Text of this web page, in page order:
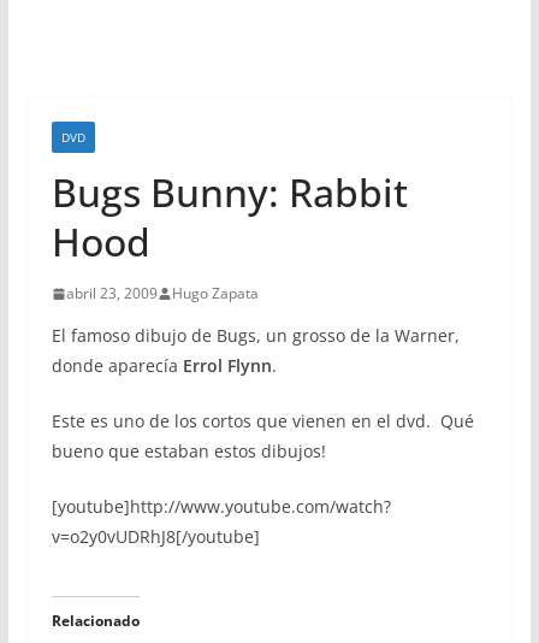
DVD
Bugs Bunny: Rabbit
Hood
abril 23, 2009 Hugo Zapata
El famoso dibujo de Bugs, un grosso de la Warner,
donde aparecía Errol Flynn.
Este es uno de los cortos que vienen en el dvd. Qué
bueno que estaban estos dibujos!
[youtube]http://www.youtube.com/watch?
v=o2y0vUDRhJ8[/youtube]
Relacionado